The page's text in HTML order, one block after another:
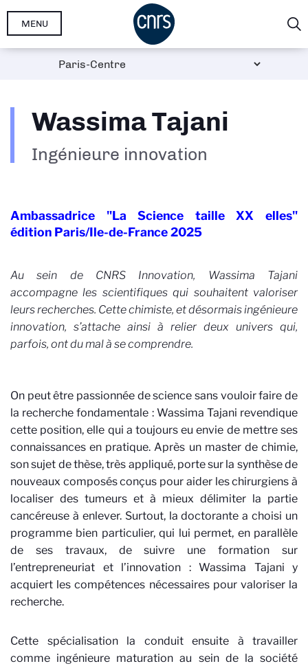
Aller
MENU
Wassima Tajani
Ingénieure innovation
Ambassadrice "La Science taille XX elles"
édition Paris/Ile-de-France 2025
Au sein de CNRS Innovation, Wassima Tajani
accompagne les scientifiques qui souhaitent valoriser
leurs recherches. Cette chimiste, et désormais ingénieure
innovation, s’attache ainsi à relier deux univers qui,
parfois, ont du mal à se comprendre.
On peut être passionnée de science sans vouloir faire de
la recherche fondamentale : Wassima Tajani revendique
cette position, elle qui a toujours eu envie de mettre ses
connaissances en pratique. Après un master de chimie,
son sujet de thèse, très appliqué, porte sur la synthèse de
nouveaux composés conçus pour aider les chirurgiens à
localiser des tumeurs et à mieux délimiter la partie
cancéreuse à enlever. Surtout, la doctorante a choisi un
programme bien particulier, qui lui permet, en parallèle
de ses travaux, de suivre une formation sur
l’entrepreneuriat et l’innovation : Wassima Tajani y
acquiert les compétences nécessaires pour valoriser la
recherche.
Cette spécialisation la conduit ensuite à travailler
comme ingénieure maturation au sein de la société